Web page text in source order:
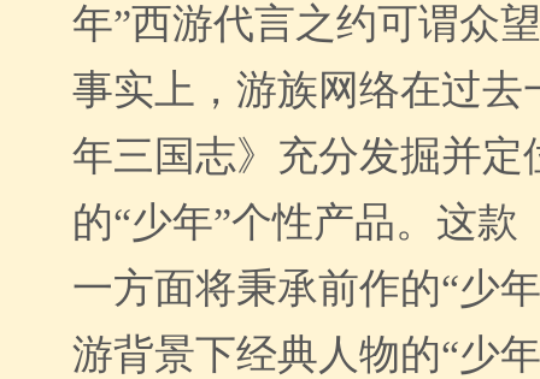
年”西游代言之约可谓众
事实上，游族网络在过去
年三国志》充分发掘并定
的“少年”个性产品。这款
一方面将秉承前作的“少
游背景下经典人物的“少